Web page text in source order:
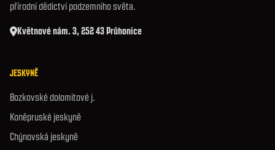
přírodní dědictví podzemního světa.
Květnové nám. 3, 252 43 Průhonice
JESKYNĚ
Bozkovské dolomitové j.
Koněpruské jeskyně
Chýnovská jeskyně